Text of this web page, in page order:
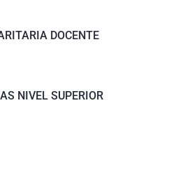
DOCENTE
NIVEL SUPERIOR